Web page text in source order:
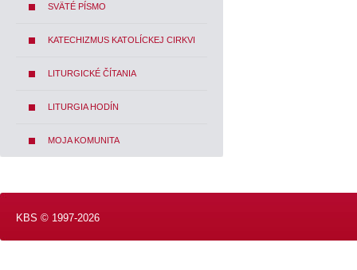
SVÄTÉ PÍSMO
KATECHIZMUS KATOLÍCKEJ CIRKVI
LITURGICKÉ ČÍTANIA
LITURGIA HODÍN
MOJA KOMUNITA
KBS © 1997-2026